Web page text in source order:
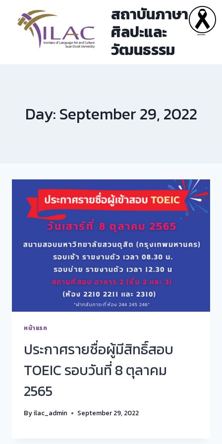
content
สถาบันภาษา
ศิลปะและ
วัฒนธรรม
Day: September 29, 2022
หน้าแรก
ประกาศรายชื่อผู้มีสิทธิ์สอบ
TOEIC รอบวันที่ 8 ตุลาคม
2565
Byilac_admin September 29, 2022